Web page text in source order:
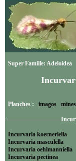
Super Famille: Adeloidea
Planches : imagos mines
----------------------------
Incurvaria koerneriella
Incurvaria masculella
Incurvaria oehlmanniella
Incurvaria pectinea